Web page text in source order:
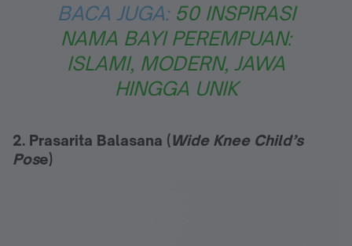
BACA JUGA: 50 INSPIRASI
NAMA BAYI PEREMPUAN:
ISLAMI, MODERN, JAWA
HINGGA UNIK
2. Prasarita Balasana (Wide Knee Child’s
Pose)